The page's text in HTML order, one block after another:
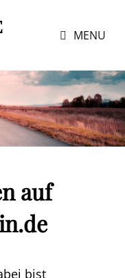
MENU
auf
bist